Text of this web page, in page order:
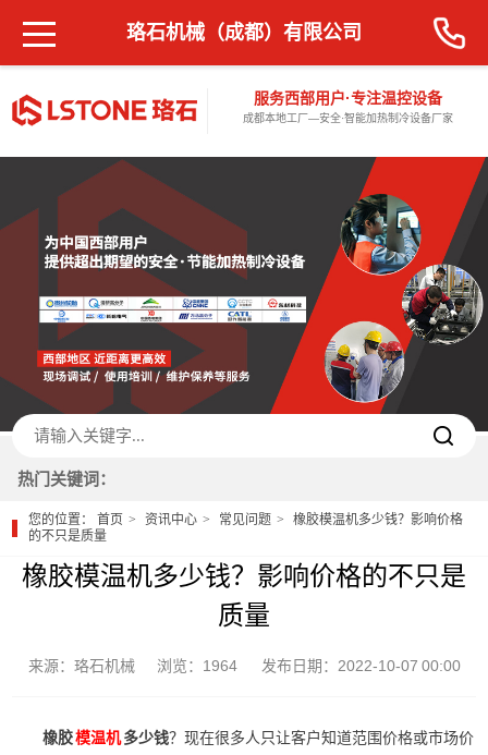
服务西部用户·专注温控设备
成都本地工厂—安全·智能加热制冷设备厂家
珞石机械（成都）有限公司
热门关键词：
您的位置：首页 资讯中心 常见问题
橡胶模温机多少钱？影响价格
的不只是质量
橡胶模温机多少钱？影响价格的不只是
质量
来源：珞石机械 浏览：1964 发布日期：2022-10-07 00:00
橡胶模温机多少钱？现在很多人只让客户知道范围价格或市场价